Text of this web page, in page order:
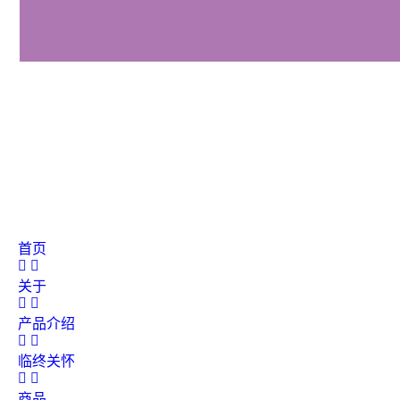
首页
关于
产品介绍
临终关怀